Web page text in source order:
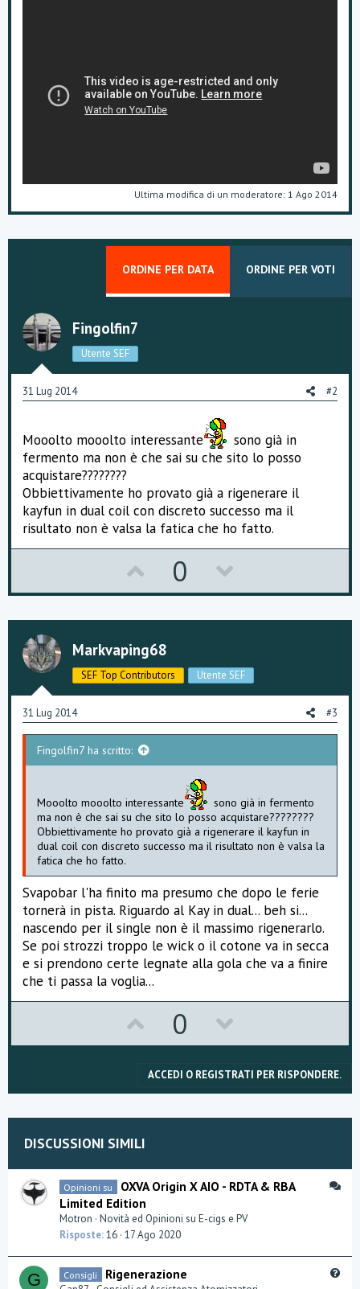
Ultima modifica di un moderatore: 1 Ago 2014
ORDINE PER DATA ORDINE PER VOTI
Fingolfin7
Utente SEF
31 Lug 2014 #2
Mooolto mooolto interessante
sono già in
fermento ma non è che sai su che sito lo posso
acquistare????????
Obbiettivamente ho provato già a rigenerare il
kayfun in dual coil con discreto successo ma il
risultato non è valsa la fatica che ho fatto.
p
v
o
t
e
0
o
w
v
o
t
e
Markvaping68
SEF Top Contributors Utente SEF
31 Lug 2014 #3
Fingolfin7 ha scritto:
Mooolto mooolto interessante
sono già in fermento
ma non è che sai su che sito lo posso acquistare????????
Obbiettivamente ho provato già a rigenerare il kayfun in
dual coil con discreto successo ma il risultato non è valsa la
fatica che ho fatto.
Svapobar l'ha finito ma presumo che dopo le ferie
tornerà in pista. Riguardo al Kay in dual... beh si...
nascendo per il single non è il massimo rigenerarlo.
Se poi strozzi troppo le wick o il cotone va in secca
e si prendono certe legnate alla gola che va a finire
che ti passa la voglia...
p
v
o
0
o
w
n
t
e
ACCEDI O REGISTRATI PER RISPONDERE.
DISCUSSIONI SIMILI
D
s
Opinioni su
OXVA Origin X AIO - RDTA & RBA
Limited Edition
Motron Novità ed Opinioni su E-cigs e PV
Risposte 16 17 Ago 2020
G Consigli Rigenerazione